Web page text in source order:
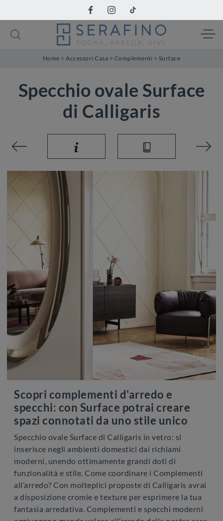
Home >Accessori Casa > Complementi > Surface
Specchio ovale Surface
di Calligaris
Scopri complementi d'arredo e
specchi: con Surface potrai creare
spazi connotati da uno stile unico
Specchio ovale Surface di Calligaris in vetro: si
inserisce negli ambienti domestici dai richiami
moderni, unendo ottimamente grandi doti di
funzionalità e stile. Come coordinare i Complementi
all’arredo? Con molteplici proposte di Calligaris avrai
a disposizione cromie e texture per esprimere la tua
fantasia arredativa. Complementi e specchi moderni